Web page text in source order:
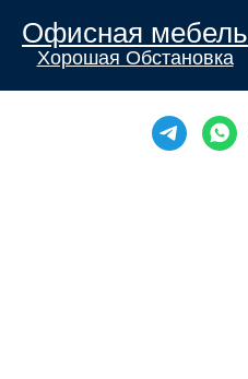
Офисная мебель
Хорошая Обстановка